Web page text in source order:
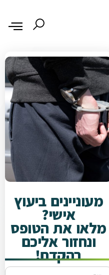
מעוניינים ביעוץ
אישי?
מלאו את הטופס
ונחזור אליכם
בהקדם!